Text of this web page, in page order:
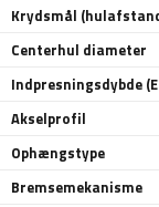
Krydsmål
Centerhul diameter
Indpresningsdybde
Akselprofil
Ophængstype
Bremsemekanisme